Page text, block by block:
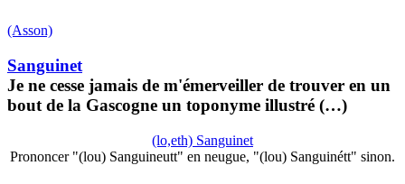
(Asson)
Sanguinet
Je ne cesse jamais de m'émerveiller de trouver en un
bout de la Gascogne un toponyme illustré (…)
(lo,eth) Sanguinet
Prononcer "(lou) Sanguineutt" en neugue, "(lou) Sanguinétt" sinon.